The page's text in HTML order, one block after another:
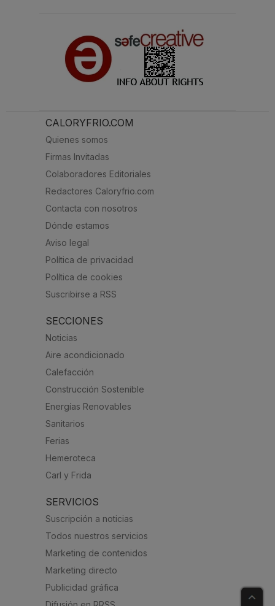
CALORYFRIO.COM
Quienes somos
Firmas Invitadas
Colaboradores Editoriales
Redactores Caloryfrio.com
Contacta con nosotros
Dónde estamos
Aviso legal
Política de privacidad
Política de cookies
Suscribirse a RSS
SECCIONES
Noticias
Aire acondicionado
Calefacción
Construcción Sostenible
Energías Renovables
Sanitarios
Ferias
Hemeroteca
Carl y Frida
SERVICIOS
Suscripción a noticias
Todos nuestros servicios
Marketing de contenidos
Marketing directo
Publicidad gráfica